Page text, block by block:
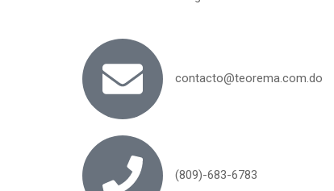
contacto@teorema.com.do
(809)-683-6783